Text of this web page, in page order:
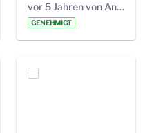
vor 5 Jahren von Anni Schlumberger
GENEHMIGT